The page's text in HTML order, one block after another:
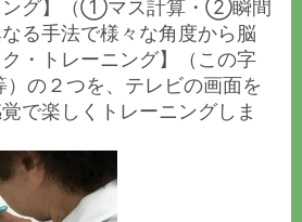
ング】（①マス計算・②瞬間
る手法で様々な角度から脳
・トレーニング】（この字
の２つを、テレビの画面を
で楽しくトレーニングしま